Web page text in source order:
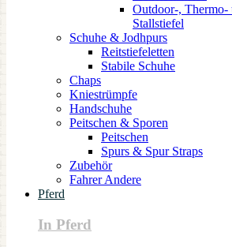
Outdoor-, Thermo-
Stallstiefel
Schuhe & Jodhpurs
Reitstiefeletten
Stabile Schuhe
Chaps
Kniestrümpfe
Handschuhe
Peitschen & Sporen
Peitschen
Spurs & Spur Straps
Zubehör
Fahrer Andere
Pferd
In Pferd